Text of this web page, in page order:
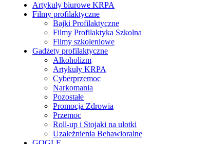
Artykuły biurowe KRPA
Filmy profilaktyczne
Bajki Profilaktyczne
Filmy Profilaktyka Szkolna
Filmy szkoleniowe
Gadżety profilaktyczne
Alkoholizm
Artykuły KRPA
Cyberprzemoc
Narkomania
Pozostałe
Promocja Zdrowia
Przemoc
Roll-up i Stojaki na ulotki
Uzależnienia Behawioralne